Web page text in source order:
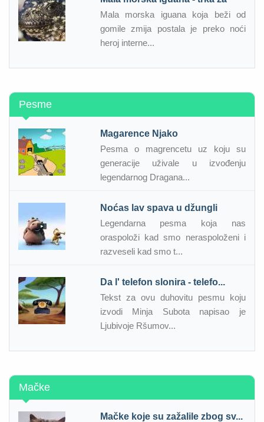
Mala morska iguana koja beži od
gomile zmija postala je preko noći
heroj interne...
Pesme
Magarence Njako
Pesma o magrencetu uz koju su
generacije uživale u izvođenju
legendarnog Dragana...
Noćas lav spava u džungli
Legendarna pesma koja nas
oraspoloži kad smo neraspoloženi i
razveseli kad smo t...
Da l' telefon slonira - telefo...
Tekst za ovu duhovitu pesmu koju
izvodi Minja Subota napisao je
Ljubivoje Ršumov...
Mačke
Mačke koje su zažalile zbog sv...